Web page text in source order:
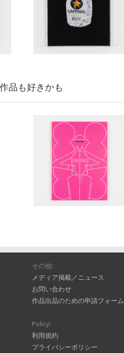
品も好きかも
その他:
メディア掲載／ニュース
お問い合わせ
作品出品のための申請フォーム
Policy:
利用規約
プライバシーポリシー